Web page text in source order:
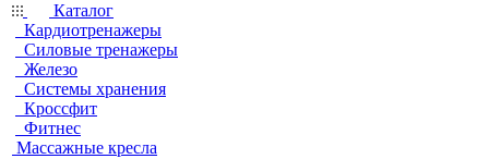
Каталог
Кардиотренажеры
Силовые тренажеры
Железо
Системы хранения
Кроссфит
Фитнес
Массажные кресла